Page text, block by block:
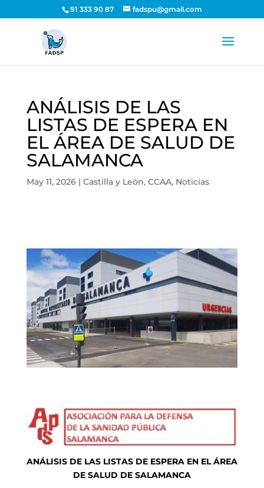
91 333 90 87 fadspu@gmail.com
ANÁLISIS DE LAS
LISTAS DE ESPERA EN
EL ÁREA DE SALUD DE
SALAMANCA
May 11, 2026| Castilla y León, CCAA, Noticias
ANÁLISIS DE LAS LISTAS DE ESPERA EN EL ÁREA
DE SALUD DE SALAMANCA